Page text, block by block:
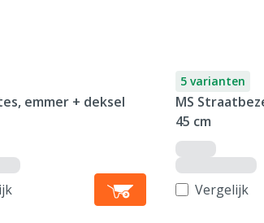
emmer + deksel
5 varianten
MS
45 cm
Vergelijk